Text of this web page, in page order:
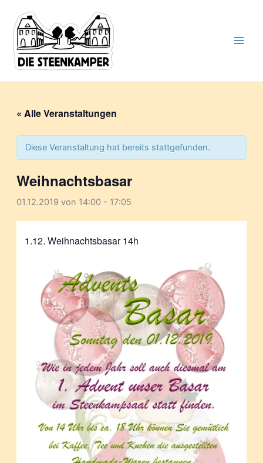
Inhalt
springen
« Alle Veranstaltungen
Diese Veranstaltung hat bereits stattgefunden.
Weihnachtsbasar
01.12.2019 von 14:00- 17:05
1.12. Weihnachtsbasar 14h
deine
Mail-
Adresse
ein ...